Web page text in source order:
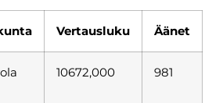
Vertausluku Äänet
10672,000 981